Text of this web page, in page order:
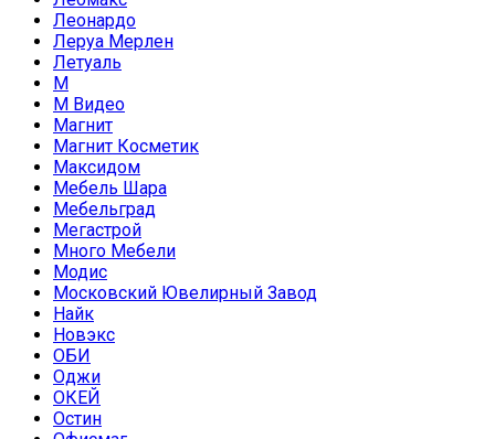
Леонардо
Леруа Мерлен
Летуаль
М
М Видео
Магнит
Магнит Косметик
Максидом
Мебель Шара
Мебельград
Мегастрой
Много Мебели
Модис
Московский Ювелирный Завод
Найк
Новэкс
ОБИ
Оджи
ОКЕЙ
Остин